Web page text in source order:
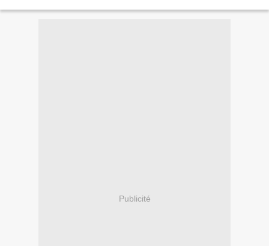
Publicité